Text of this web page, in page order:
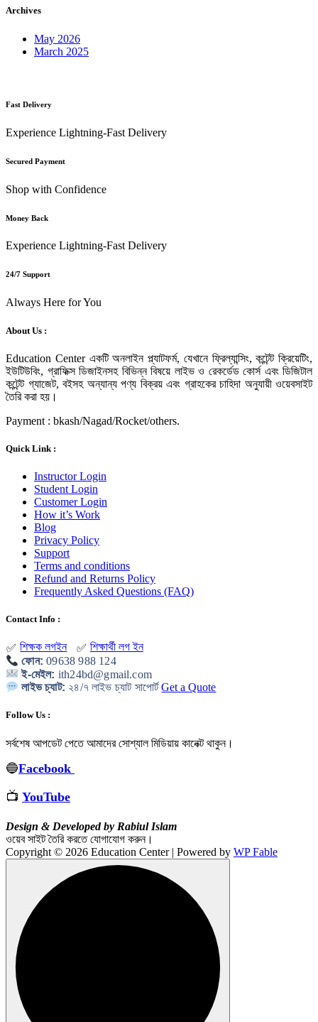
Archives
May 2026
March 2025
Fast Delivery
Experience Lightning-Fast Delivery
Secured Payment
Shop with Confidence
Money Back
Experience Lightning-Fast Delivery
24/7 Support
Always Here for You
About Us :
Education Center একটি অনলাইন প্ল্যাটফর্ম, যেখানে ফ্রিল্যান্সিং, কন্টেন্ট ক্রিয়েটিং,
ইউটিউবিং, গ্রাফিক্স ডিজাইনসহ বিভিন্ন বিষয়ে লাইভ ও রেকর্ডেড কোর্স এবং ডিজিটাল
কন্টেন্ট গ্যাজেট, বইসহ অন্যান্য পণ্য বিক্রয় এবং গ্রাহকের চাহিদা অনুযায়ী ওয়েবসাইট
তৈরি করা হয়।
Payment : bkash/Nagad/Rocket/others.
Quick Link :
Instructor Login
Student Login
Customer Login
How it’s Work
Blog
Privacy Policy
Support
Terms and conditions
Refund and Returns Policy
Frequently Asked Questions (FAQ)
Contact Info :
✅ শিক্ষক লগইন ✅ শিক্ষার্থী লগ ইন
ফোন: 09638 988 124
ই-মেইল: ith24bd@gmail.com
লাইভ চ্যাট: ২৪/৭ লাইভ চ্যাট সাপোর্টGet a Quote
Follow Us :
সর্বশেষ আপডেট পেতে আমাদের সোশ্যাল মিডিয়ায় কানেক্ট থাকুন।
🔵Facebook
📺 YouTube
Design & Developed by Rabiul Islam
ওয়েব সাইট তৈরি করতে যোগাযোগ করুন।
Copyright © 2026 Education Center | Powered by WP Fable